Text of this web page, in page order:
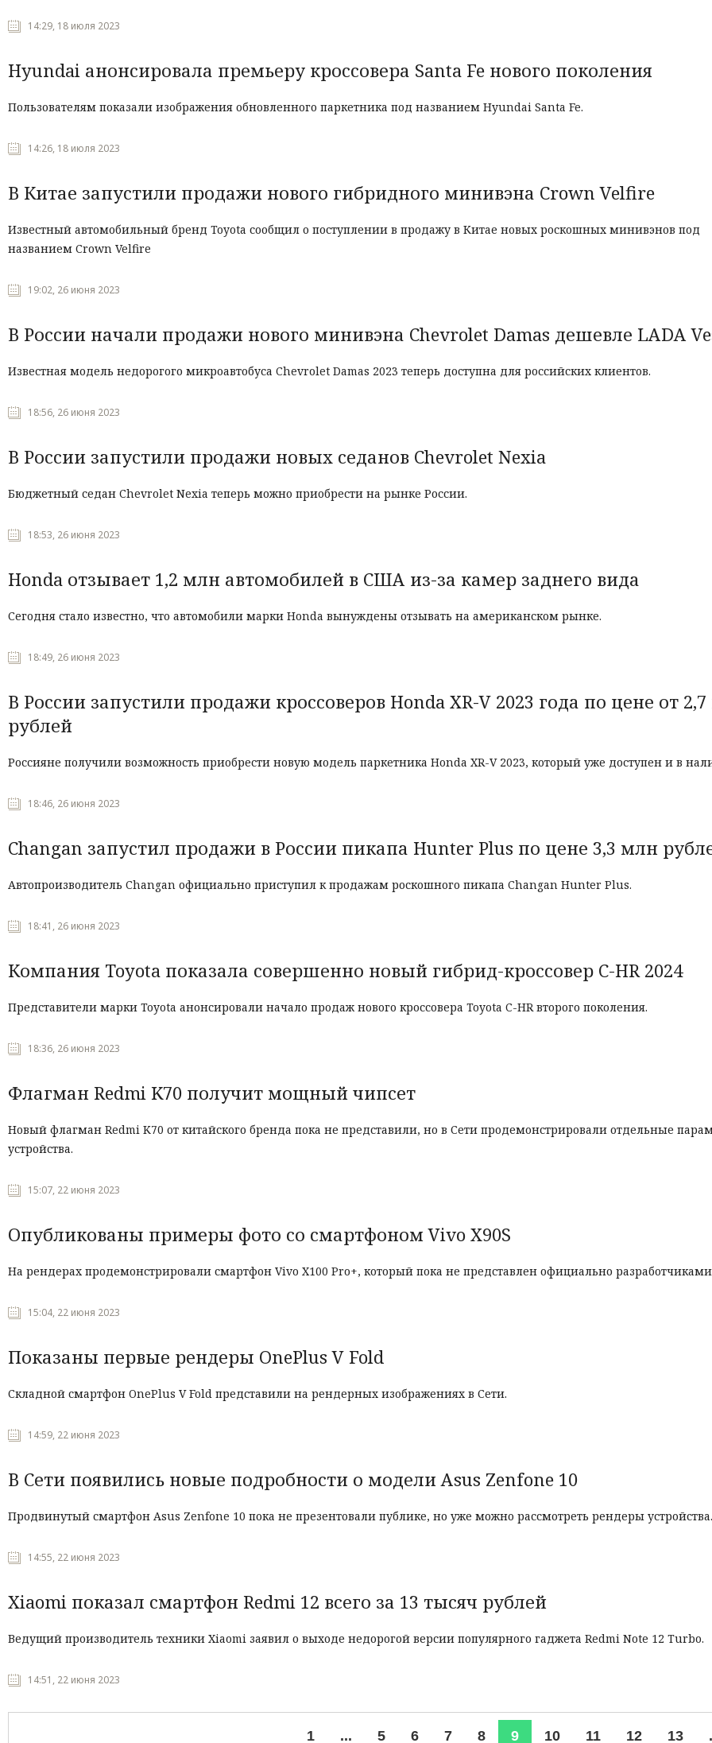
14:29, 18 июля 2023
Hyundai анонсировала премьеру кроссовера Santa Fe нового поколения
Пользователям показали изображения обновленного паркетника под названием Hyundai Santa Fe.
14:26, 18 июля 2023
В Китае запустили продажи нового гибридного минивэна Crown Velfire
Известный автомобильный бренд Toyota сообщил о поступлении в продажу в Китае новых роскошных минивэнов под
названием Crown Velfire
19:02, 26 июня 2023
В России начали продажи нового минивэна Chevrolet Damas дешевле LADA
Известная модель недорогого микроавтобуса Chevrolet Damas 2023 теперь доступна для российских клиентов.
18:56, 26 июня 2023
В России запустили продажи новых седанов Chevrolet Nexia
Бюджетный седан Chevrolet Nexia теперь можно приобрести на рынке России.
18:53, 26 июня 2023
Honda отзывает 1,2 млн автомобилей в США из-за камер заднего вида
Сегодня стало известно, что автомобили марки Honda вынуждены отзывать на американском рынке.
18:49, 26 июня 2023
В России запустили продажи кроссоверов Honda XR-V 2023 года по цене от
рублей
Россияне получили возможность приобрести новую модель паркетника Honda XR-V 2023, который уже доступен и в
18:46, 26 июня 2023
Changan запустил продажи в России пикапа Hunter Plus по цене 3,3 млн
Автопроизводитель Changan официально приступил к продажам роскошного пикапа Changan Hunter Plus.
18:41, 26 июня 2023
Компания Toyota показала совершенно новый гибрид-кроссовер C-HR 2024
Представители марки Toyota анонсировали начало продаж нового кроссовера Toyota C-HR второго поколения.
18:36, 26 июня 2023
Флагман Redmi K70 получит мощный чипсет
Новый флагман Redmi K70 от китайского бренда пока не представили, но в Сети продемонстрировали отдельные
устройства.
15:07, 22 июня 2023
Опубликованы примеры фото со смартфоном Vivo X90S
На рендерах продемонстрировали смартфон Vivo X100 Pro+, который пока не представлен официально
15:04, 22 июня 2023
Показаны первые рендеры OnePlus V Fold
Складной смартфон OnePlus V Fold представили на рендерных изображениях в Сети.
14:59, 22 июня 2023
В Сети появились новые подробности о модели Asus Zenfone 10
Продвинутый смартфон Asus Zenfone 10 пока не презентовали публике, но уже можно рассмотреть рендеры устройства.
14:55, 22 июня 2023
Xiaomi показал смартфон Redmi 12 всего за 13 тысяч рублей
Ведущий производитель техники Xiaomi заявил о выходе недорогой версии популярного гаджета Redmi Note 12 Turbo.
14:51, 22 июня 2023
1 ... 5 6 7 8 9 10 11 12 13